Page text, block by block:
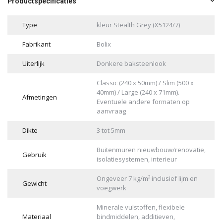
Type kleur Stealth Grey (X5124/7)
Fabrikant Bolix
Uiterlijk Donkere baksteenlook
Afmetingen
Classic (240 x 50mm) / Slim (500 x
40mm) / Large (240 x 71mm).
Eventuele andere formaten op
aanvraag
Dikte 3 tot 5mm
Gebruik
Buitenmuren nieuwbouw/renovatie,
isolatiesystemen, interieur
Gewicht
Ongeveer 7 kg/m² inclusief lijm en
voegwerk
Materiaal
Minerale vulstoffen, flexibele
bindmiddelen, additieven,